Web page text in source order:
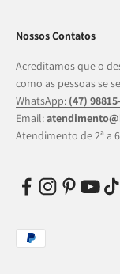
Nossos Contatos
Acreditamos que o
como as pessoas se
WhatsApp: (47)
Email:
Atendimento de 2ª a